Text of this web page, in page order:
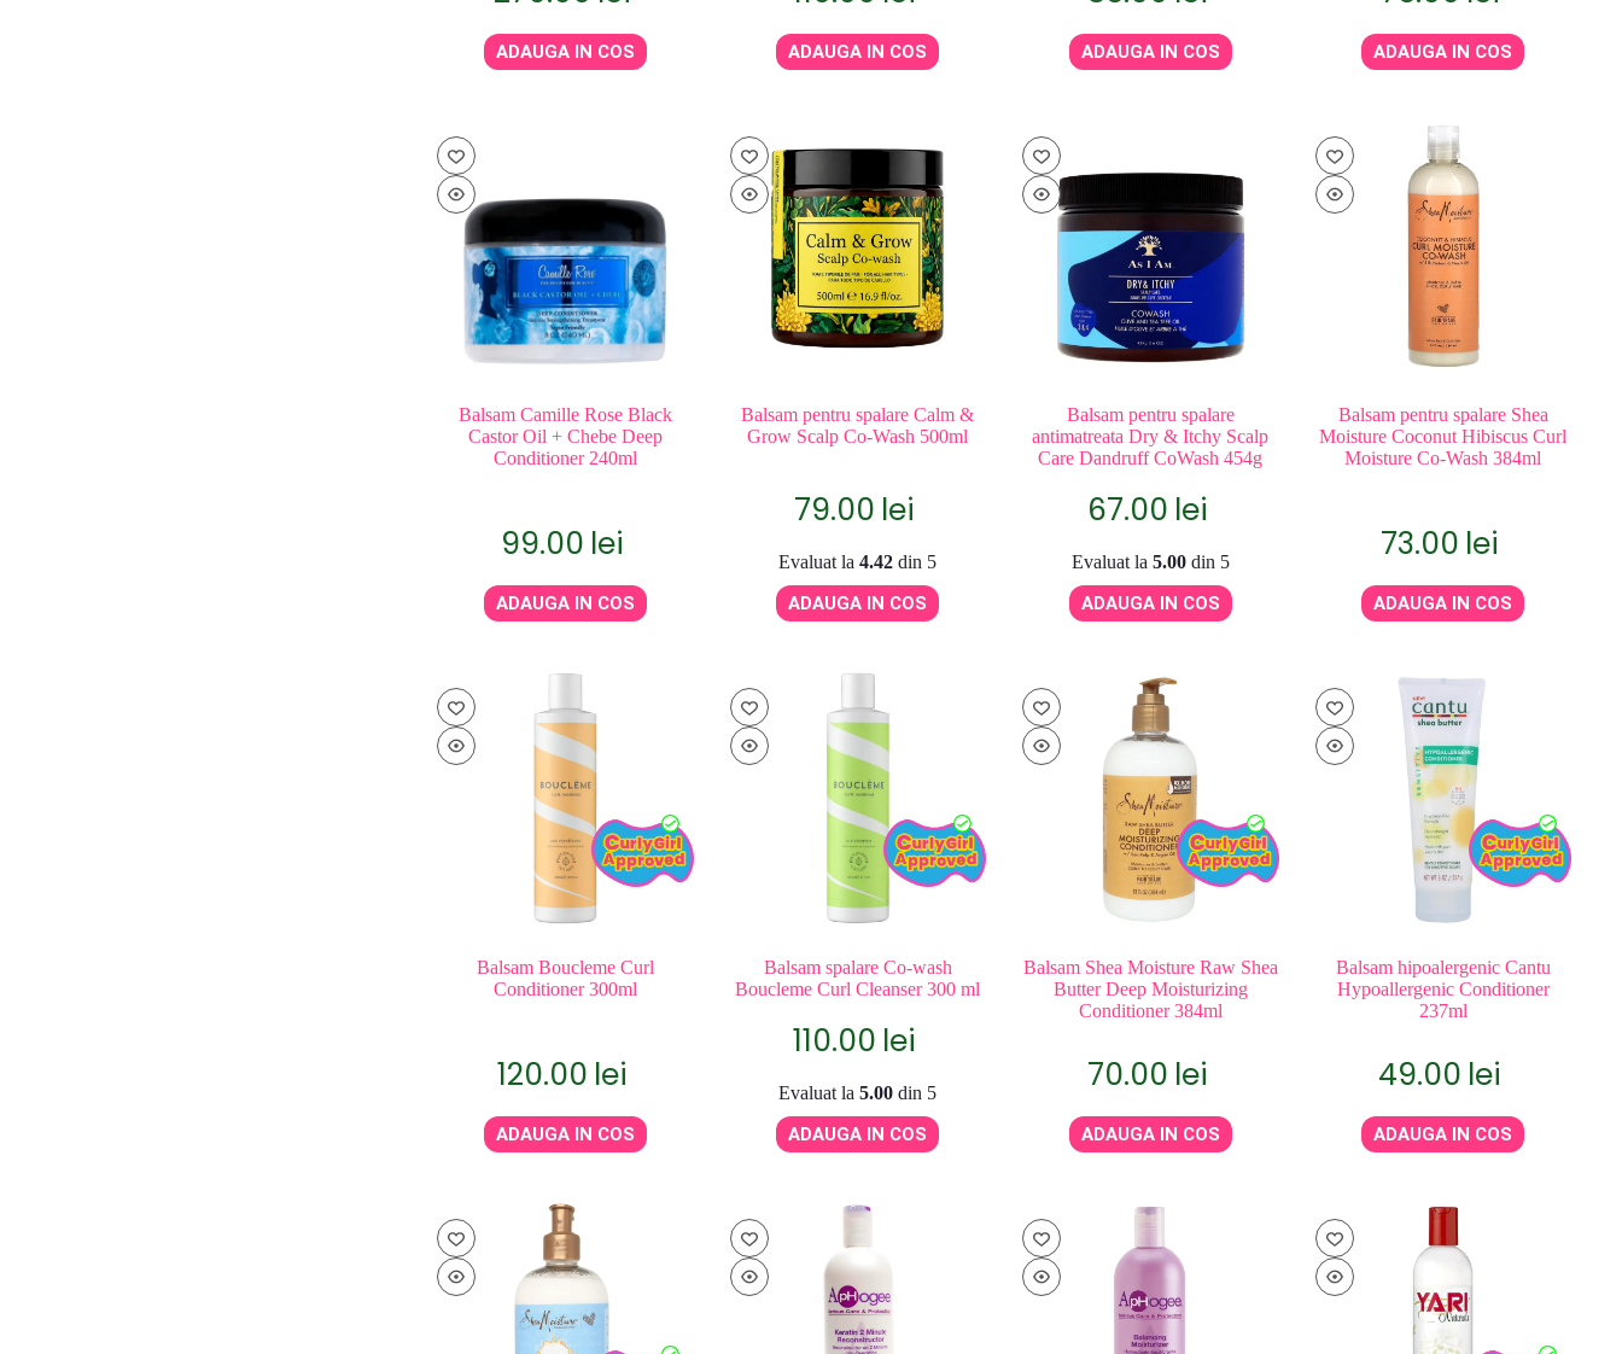
ADAUGA IN COS ADAUGA IN COS ADAUGA IN COS ADAUGA IN COS
Balsam Camille Rose Black
Castor Oil + Chebe Deep
Conditioner 240ml
99.00 lei
ADAUGA IN COS
Balsam pentru spalare Calm &
Grow Scalp Co-Wash 500ml
79.00 lei
Evaluat la4.42 din 5
ADAUGA IN COS
Balsam pentru spalare
antimatreata Dry & Itchy Scalp
Care Dandruff CoWash 454g
67.00 lei
Evaluat la 5.00din 5
ADAUGA IN COS
Balsam pentru spalare Shea
Moisture Coconut Hibiscus Curl
Moisture Co-Wash 384ml
73.00 lei
ADAUGA IN COS
Balsam Boucleme Curl
Conditioner 300ml
120.00 lei
ADAUGA IN COS
Balsam spalare Co-wash
Boucleme Curl Cleanser 300 ml
110.00 lei
Evaluat la5.00 din 5
ADAUGA IN COS
Balsam Shea Moisture Raw Shea
Butter Deep Moisturizing
Conditioner 384ml
70.00 lei
ADAUGA IN COS
Balsam hipoalergenic Cantu
Hypoallergenic Conditioner
237ml
49.00 lei
ADAUGA IN COS